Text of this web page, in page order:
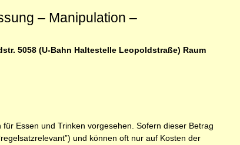
– Manipulation –
50­58 (U-­Bahn ­Haltestelle Leopoldstraße) Raum
Essen und Trinken vorgesehen. Sofern dieser Betrag
und können oft nur auf Kosten der